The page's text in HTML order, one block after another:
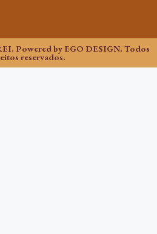
Powered by EGO DESIGN. Todos
reservados.